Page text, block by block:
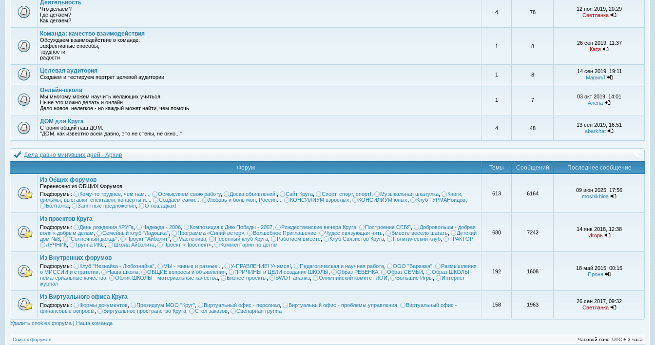
Деятельность
Что делаем?
Где делаем?
Как делаем?
4 78
12 ноя 2019, 20:29
Светланка
Команда: качество взаимодействия
Обсуждаем взаимодействие в команде:
эффективные способы,
трудности,
радости
1 8
26 сен 2019, 11:37
Катя
Целевая аудитория
Создаем и тестируем портрет целевой аудитории 1 8
14 сен 2019, 19:11
МарияЛ
Онлайн-школа
Мы многому можем научить желающих учиться.
Ныне это можно делать и онлайн.
Дело новое, нелегкое - но каждый может найти, чем помочь.
1 7
03 окт 2019, 14:01
Алёна
ДОМ для Круга
Строим общий наш ДОМ.
"ДОМ, как известно всем давно, это не стены, не окно..."
4 48
13 сен 2019, 16:51
abarkhat
Дела давно минувших дней - Архив
Форум
Темы Сообщений
Последнее сообщение
Из Общих форумов
Перенесено из ОБЩИХ Форумов
Подфорумы:
Кому-то труднее, чем нам... Осмысляем свою работу, Доска объявлений! Сайт Круга Спорт, спорт, спорт! Музыкальная шкатулка
Книги,
фильмы, выставки, спектакли, концерты и...
Создаем сами... Любовь и боль моя, Россия... КОНСИЛИУМ взрослых КОНСИЛИУМ юных Клуб ГУРМАНоидов
Болталка
Занятные предложения О лошадках!
613 6164
09 июн 2025, 17:56
moshikhina
Из проектов Круга
Подфорумы: День рождения КРУГа Надежда - 2006 Композиция к Дню Победы - 2007 Рождественские вечера Круга Построение СЕБЯ
Добровольцы - добрая
воля к добрым делам
Семейный клуб "Ладошка" Программа «Синий ветер» Волшебное Приглашение Чудес связующая нить Вместе весело шагать
Детский
дом №8
"Солнечный дождь" Проект "Айболит" Масленица Песенный клуб Круга Работаем вместе Клуб Связистов Круга Политический клуб ТРАКТОР,
ЛУЧНИК
Группа ИКС Школа Айболита Проект «Проспект» Комментарии по детям
680 7242
14 янв 2018, 12:38
Игорь
Из Внутренних форумов
Подфорумы: Клуб "Незнайка - Любознайка" МЫ - живые и разные... У-ПРАВЛЕНИЕ! Учимся! Педагогическая и научная работа ООО "Варежка"
Размышления
о МИССИИ и стратегии
Наша школа ОБЩИЕ вопросы и объявления ПРИЧИНЫ и ЦЕЛИ создания ШКОЛЫ Образ РЕБЕНКА Образ СЕМЬИ
Образ ШКОЛЫ -
нематериальные качества
Облик ШКОЛЫ - материальные качества Бизнес-проекты SWOT анализ Олимпийский комитет ЛОИ Большие Игры
Интернет-
журнал
192 1608
18 май 2015, 00:16
Проня
Из Виртуального офиса Круга
Подфорумы: Формы документов Президиум МОО "Круг" Виртуальный офис - персонал Виртуальный офис - проблемы управления
Виртуальный офис -
финансовые вопросы
Виртуальное пространство Круга Стол заказов Сценарная группа
158 1963
26 сен 2017, 09:32
Светланка
Удалить cookies форума | Наша команда
Список форумов Часовой пояс: UTC + 3 часа